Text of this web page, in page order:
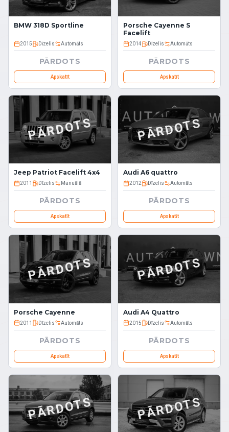
BMW 318D Sportline
2015 Dīzelis Automāts
PĀRDOTS
Apskatīt
Porsche Cayenne S
Facelift
2014 Dīzelis Automāts
PĀRDOTS
Apskatīt
PĀRDOTS
Jeep Patriot Facelift 4x4
2011 Dīzelis Manuālā
PĀRDOTS
Apskatīt
PĀRDOTS
Audi A6 quattro
2012 Dīzelis Automāts
PĀRDOTS
Apskatīt
PĀRDOTS
Porsche Cayenne
2011 Dīzelis Automāts
PĀRDOTS
Apskatīt
PĀRDOTS
Audi A4 Quattro
2015 Dīzelis Automāts
PĀRDOTS
Apskatīt
PĀRDOTS PĀRDOTS